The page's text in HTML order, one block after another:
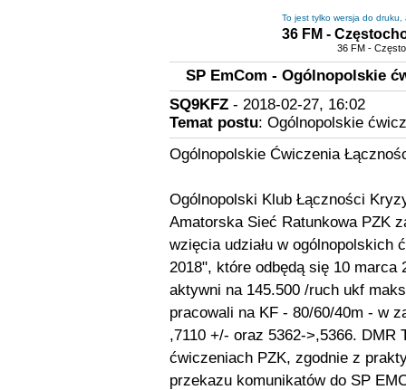
To jest tylko wersja do druku,
36 FM -
36 FM -
SP EmCom - Ogólnopolskie
SQ9KFZ- 2018-02-27, 16:02
Temat postu: Ogólnopolskie
Ogólnopolskie Ćwiczenia
Ogólnopolski Klub Łączności
Amatorska Sieć Ratunkowa PZK
wzięcia udziału w ogólnopolskich
2018", które odbędą się 10 marca
aktywni na 145.500 /ruch ukf
pracowali na KF - 80/60/40m - w
,7110 +/- oraz 5362->,5366.
ćwiczeniach PZK, zgodnie z
przekazu komunikatów do SP